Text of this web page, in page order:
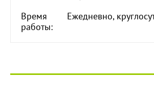
Время
работы:
Ежедневно,